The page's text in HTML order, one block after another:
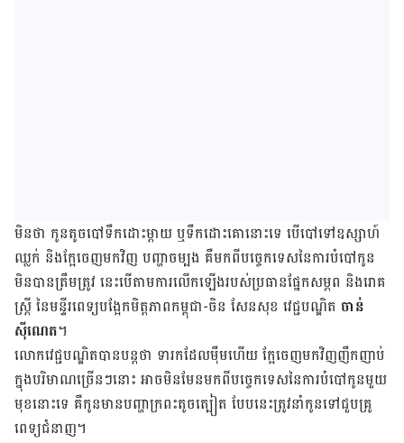
មិន​ថា កូន​តូច​បៅ​ទឹក​ដោះ​ម្តាយ ឬ​ទឹក​ដោះ​គោ​នោះ​ទេ បើ​បៅ​ទៅ​ឧស្សាហ៍​
ឈ្លក់ និង​ក្អែ​ចេញ​មក​វិញ បញ្ហា​ចម្បង គឺ​មក​ពី​បច្ចេកទេស​នៃ​ការ​បំបៅ​កូន​
មិន​បាន​ត្រឹម​ត្រូវ នេះ​បើ​តាម​ការ​លើក​ឡើង​របស់​ប្រធាន​ផ្នែក​សម្ភព និង​រោគ​
ស្ត្រី នៃ​មន្ទីរពេទ្យ​បង្អែក​មិត្តភាព​កម្ពុជា-ចិន សែនសុខ វេជ្ជបណ្ឌិត ចាន់
ស៊ីណេត។
លោក​វេជ្ជបណ្ឌិត​បាន​បន្ត​ថា ទារក​ដែល​ម៉ឹម​ហើយ ក្អែ​ចេញ​មក​វិញ​ញឹក​ញាប់
ក្នុង​បរិមាណ​ច្រើនៗ​នោះ អាច​មិន​មែន​មក​ពី​បច្ចេកទេស​នៃ​ការ​បំបៅ​កូន​មួយ​
មុខ​នោះ​ទេ គឺ​កូន​មាន​បញ្ហា​ក្រពះ​តូច​ត្បៀត បែប​នេះ​ត្រូវ​នាំ​កូន​ទៅ​ជួប​គ្រូ
ពេទ្យ​ជំនាញ។